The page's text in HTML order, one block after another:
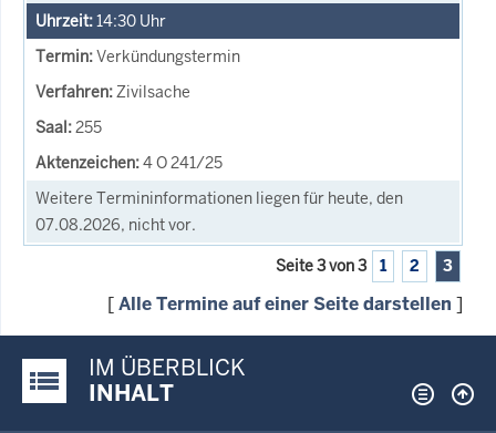
14:30 Uhr
Verkündungstermin
Zivilsache
255
4 O 241/25
Weitere Termininformationen liegen für heute, den
07.08.2026, nicht vor.
Seite 3 von 3 1 2 3
[Alle Termine auf einer Seite darstellen ]
Justiz-Portal im Überblick:
IM ÜBERBLICK
INHALT